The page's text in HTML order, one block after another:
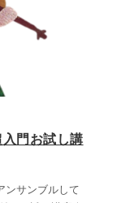
入門お試し講
ンサンブルして